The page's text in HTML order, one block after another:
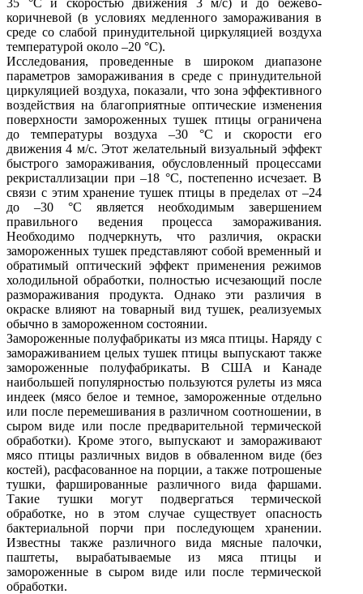
35 °С и скоростью движения 3 м/с) и до бежево-
коричневой (в условиях медленного замораживания в
среде со слабой принудительной циркуляцией воздуха
температурой около –20 °С).
Исследования, проведенные в широком диапазоне
параметров замораживания в среде с принудительной
циркуляцией воздуха, показали, что зона эффективного
воздействия на благоприятные оптические изменения
поверхности замороженных тушек птицы ограничена
до температуры воздуха –30 °С и скорости его
движения 4 м/с. Этот желательный визуальный эффект
быстрого замораживания, обусловленный процессами
рекристаллизации при –18 °С, постепенно исчезает. В
связи с этим хранение тушек птицы в пределах от –24
до –30 °С является необходимым завершением
правильного ведения процесса замораживания.
Необходимо подчеркнуть, что различия, окраски
замороженных тушек представляют собой временный и
обратимый оптический эффект применения режимов
холодильной обработки, полностью исчезающий после
размораживания продукта. Однако эти различия в
окраске влияют на товарный вид тушек, реализуемых
обычно в замороженном состоянии.
Замороженные полуфабрикаты из мяса птицы. Наряду с
замораживанием целых тушек птицы выпускают также
замороженные полуфабрикаты. В США и Канаде
наибольшей популярностью пользуются рулеты из мяса
индеек (мясо белое и темное, замороженные отдельно
или после перемешивания в различном соотношении, в
сыром виде или после предварительной термической
обработки). Кроме этого, выпускают и замораживают
мясо птицы различных видов в обваленном виде (без
костей), расфасованное на порции, а также потрошеные
тушки, фаршированные различного вида фаршами.
Такие тушки могут подвергаться термической
обработке, но в этом случае существует опасность
бактериальной порчи при последующем хранении.
Известны также различного вида мясные палочки,
паштеты, вырабатываемые из мяса птицы и
замороженные в сыром виде или после термической
обработки.